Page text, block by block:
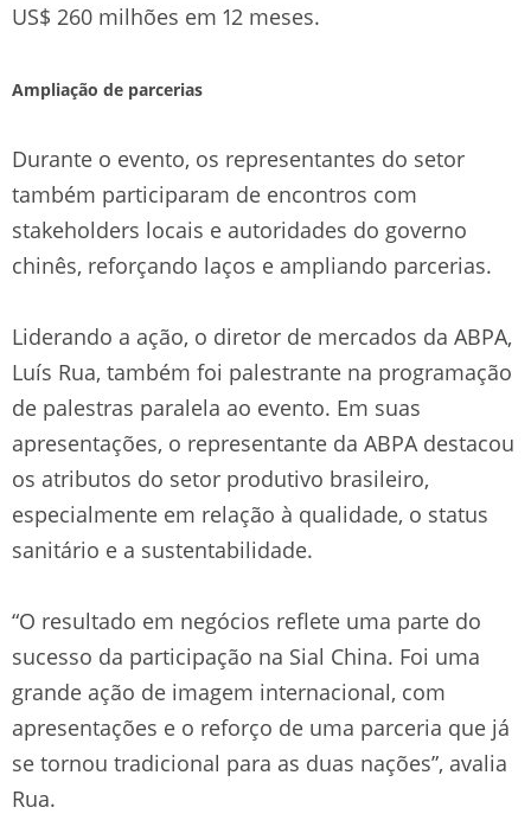
US$ 260 milhões em 12 meses.
Ampliação de parcerias
Durante o evento, os representantes do setor
também participaram de encontros com
stakeholders locais e autoridades do governo
chinês, reforçando laços e ampliando parcerias.
Liderando a ação, o diretor de mercados da ABPA,
Luís Rua, também foi palestrante na programação
de palestras paralela ao evento. Em suas
apresentações, o representante da ABPA destacou
os atributos do setor produtivo brasileiro,
especialmente em relação à qualidade, o status
sanitário e a sustentabilidade.
“O resultado em negócios reflete uma parte do
sucesso da participação na Sial China. Foi uma
grande ação de imagem internacional, com
apresentações e o reforço de uma parceria que já
se tornou tradicional para as duas nações”, avalia
Rua.